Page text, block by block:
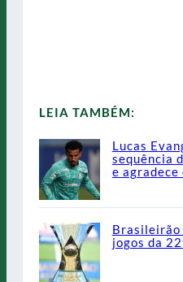
LEIA TAMBÉM:
Lucas
sequência
e agradece
Brasileirão
jogos da